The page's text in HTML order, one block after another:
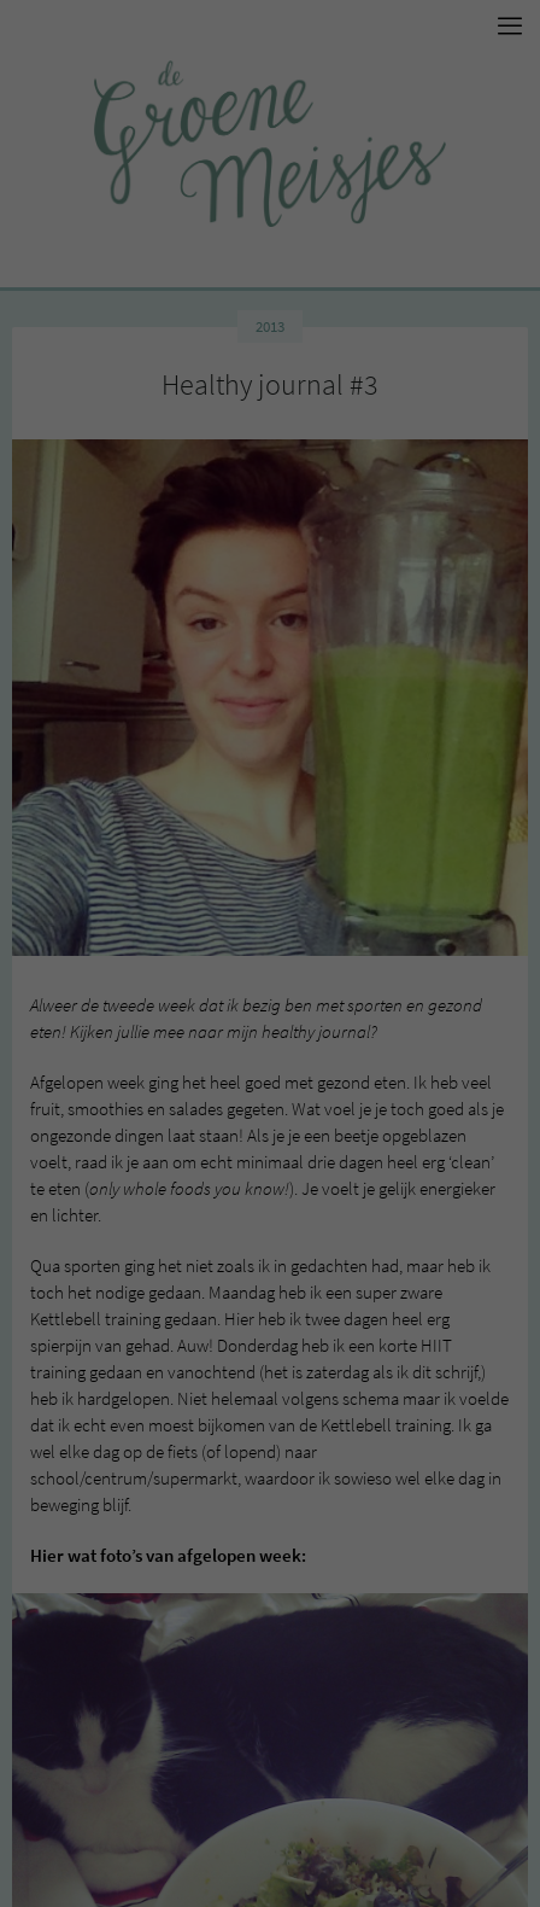
2013
Healthy journal #3
Alweer de tweede week dat ik bezig ben met sporten en gezond
eten! Kijken jullie mee naar mijn healthy journal?
Afgelopen week ging het heel goed met gezond eten. Ik heb veel
fruit, smoothies en salades gegeten. Wat voel je je toch goed als je
ongezonde dingen laat staan! Als je je een beetje opgeblazen
voelt, raad ik je aan om echt minimaal drie dagen heel erg ‘clean’
te eten (only whole foods you know!). Je voelt je gelijk energieker
en lichter.
Qua sporten ging het niet zoals ik in gedachten had, maar heb ik
toch het nodige gedaan. Maandag heb ik een super zware
Kettlebell training gedaan. Hier heb ik twee dagen heel erg
spierpijn van gehad. Auw! Donderdag heb ik een korte HIIT
training gedaan en vanochtend (het is zaterdag als ik dit schrijf,)
heb ik hardgelopen. Niet helemaal volgens schema maar ik voelde
dat ik echt even moest bijkomen van de Kettlebell training. Ik ga
wel elke dag op de fiets (of lopend) naar
school/centrum/supermarkt, waardoor ik sowieso wel elke dag in
beweging blijf.
Hier wat foto’s van afgelopen week: